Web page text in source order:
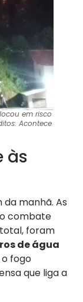
em risco
Acontece
às
manhã. As
combate
foram
de água
fogo
que liga a